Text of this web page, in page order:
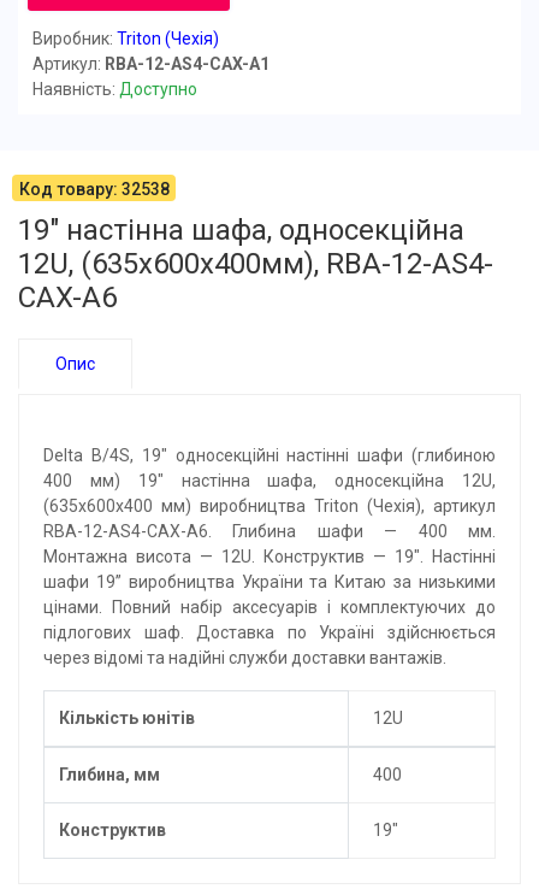
Виробник: Triton (Чехія)
Артикул: RBA-12-AS4-CAX-A1
Наявність: Доступно
Код товару: 32538
19" настінна шафа, односекційна
12U, (635x600x400мм), RBA-12-AS4-
CAX-A6
Опис
Delta B/4S, 19" односекційні настінні шафи (глибиною
400 мм) 19" настінна шафа, односекційна 12U,
(635х600х400 мм) виробництва Triton (Чехія), артикул
RBA-12-AS4-CAX-A6. Глибина шафи — 400 мм.
Монтажна висота — 12U. Конструктив — 19". Настінні
шафи 19” виробництва України та Китаю за низькими
цінами. Повний набір аксесуарів і комплектуючих до
підлогових шаф. Доставка по Україні здійснюється
через відомі та надійні служби доставки вантажів.
Кількість юнітів 12U
Глибина, мм 400
Конструктив 19"